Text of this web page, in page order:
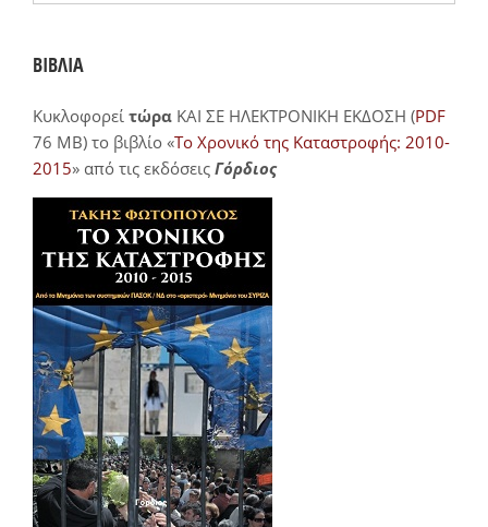
ΒΙΒΛΙΑ
Κυκλοφορεί τώρα ΚΑΙ ΣΕ ΗΛΕΚΤΡΟΝΙΚΗ ΕΚΔΟΣΗ (PDF
76 MB) το βιβλίο «Το Χρονικό της Καταστροφής: 2010-
2015» από τις εκδόσεις Γόρδιος